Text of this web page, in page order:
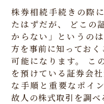
株券相続手続きの際
たはずだが、
どこの
からない」というの
方を事前に知ってお
可能になります。
こ
を預けている証券会
な手順と重要なポイ
故人の株式取引を調